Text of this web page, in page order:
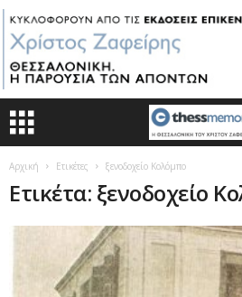
Αρχική Ετικέτες ξενοδοχείο Κολόμπο
Ετικέτα: ξενοδοχείο